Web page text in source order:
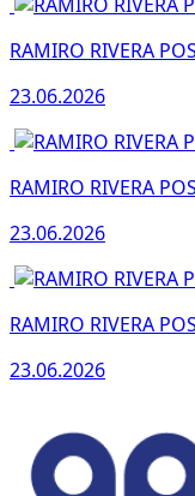
RAMIRO RIVERA
23.06.2026
RAMIRO RIVERA
23.06.2026
RAMIRO RIVERA
23.06.2026